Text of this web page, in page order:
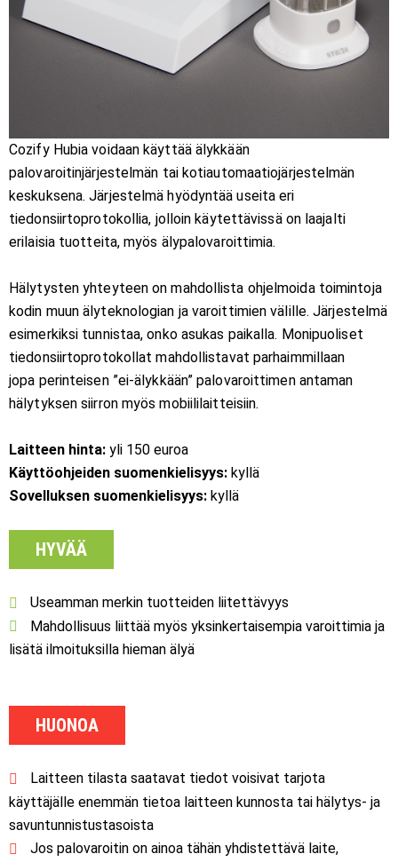
Cozify Hubia voidaan käyttää älykkään
palovaroitinjärjestelmän tai kotiautomaatiojärjestelmän
keskuksena. Järjestelmä hyödyntää useita eri
tiedonsiirtoprotokollia, jolloin käytettävissä on laajalti
erilaisia tuotteita, myös älypalovaroittimia.
Hälytysten yhteyteen on mahdollista ohjelmoida toimintoja
kodin muun älyteknologian ja varoittimien välille. Järjestelmä
esimerkiksi tunnistaa, onko asukas paikalla. Monipuoliset
tiedonsiirtoprotokollat mahdollistavat parhaimmillaan
jopa perinteisen ”ei-älykkään” palovaroittimen antaman
hälytyksen siirron myös mobiililaitteisiin.
Laitteen hinta: yli 150 euroa
Käyttöohjeiden suomenkielisyys: kyllä
Sovelluksen suomenkielisyys: kyllä
HYVÄÄ
Useamman merkin tuotteiden liitettävyys
Mahdollisuus liittää myös yksinkertaisempia varoittimia ja
lisätä ilmoituksilla hieman älyä
HUONOA
Laitteen tilasta saatavat tiedot voisivat tarjota
käyttäjälle enemmän tietoa laitteen kunnosta tai hälytys- ja
savuntunnistustasoista
Jos palovaroitin on ainoa tähän yhdistettävä laite,